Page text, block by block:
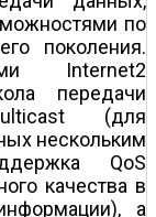
по
поколения.
Internet2
передачи
(для
нескольким
QoS
качества в
а